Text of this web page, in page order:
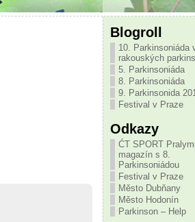
Blogroll
10. Parkinsoniáda
rakouských
5. Parkinsoniáda
8. Parkinsoniáda
9. Parkinsonida
Festival v Praze
Odkazy
ĆT SPORT
magazín s 8.
Parkinsoniádou
Festival v Praze
Město Dubňany
Město Hodonín
Parkinson – Help